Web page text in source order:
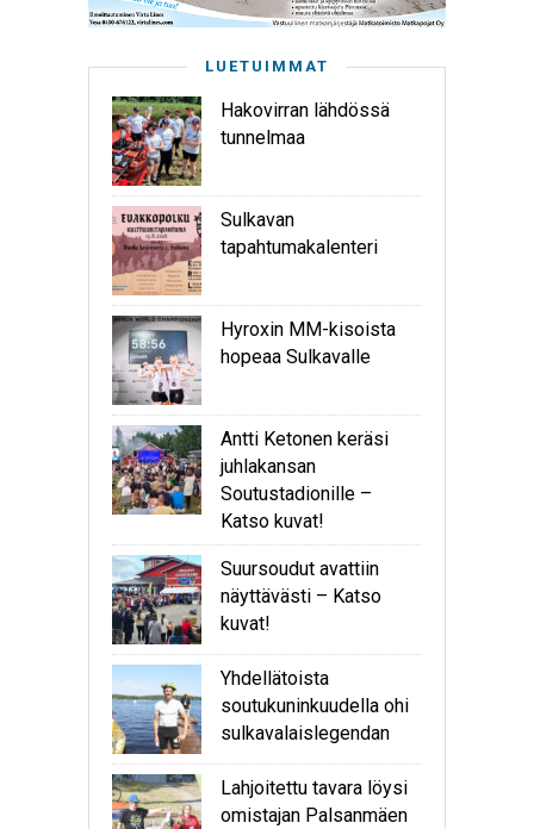
LUETUIMMAT
Hakovirran lähdössä
tunnelmaa
Sulkavan
tapahtumakalenteri
Hyroxin MM-kisoista
hopeaa Sulkavalle
Antti Ketonen keräsi
juhlakansan
Soutustadionille –
Katso kuvat!
Suursoudut avattiin
näyttävästi – Katso
kuvat!
Yhdellätoista
soutukuninkuudella ohi
sulkavalaislegendan
Lahjoitettu tavara löysi
omistajan Palsanmäen